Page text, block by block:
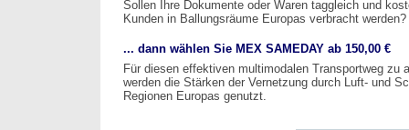
Sollen Ihre Dokumente oder Waren taggleich und
Kunden in Ballungsräume Europas verbracht werden?
... dann wählen Sie MEX SAMEDAY ab 150,00 €
Für diesen effektiven multimodalen Transportweg zu
werden die Stärken der Vernetzung durch Luft- und
Regionen Europas genutzt.